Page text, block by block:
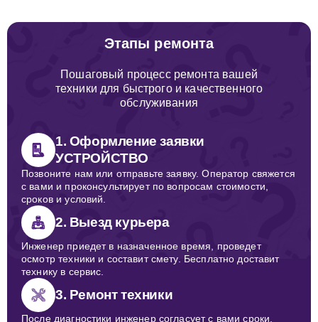
Этапы ремонта
Пошаговый процесс ремонта вашей
техники для быстрого и качественного
обслуживания
1. Оформление заявки
УСТРОЙСТВО
Позвоните нам или отправьте заявку. Оператор свяжется
с вами и проконсультирует по вопросам стоимости,
сроков и условий.
2. Выезд курьера
Инженер приедет в назначенное время, проведет
осмотр техники и составит смету. Бесплатно доставит
технику в сервис.
3. Ремонт техники
После диагностики инженер согласует с вами сроки,